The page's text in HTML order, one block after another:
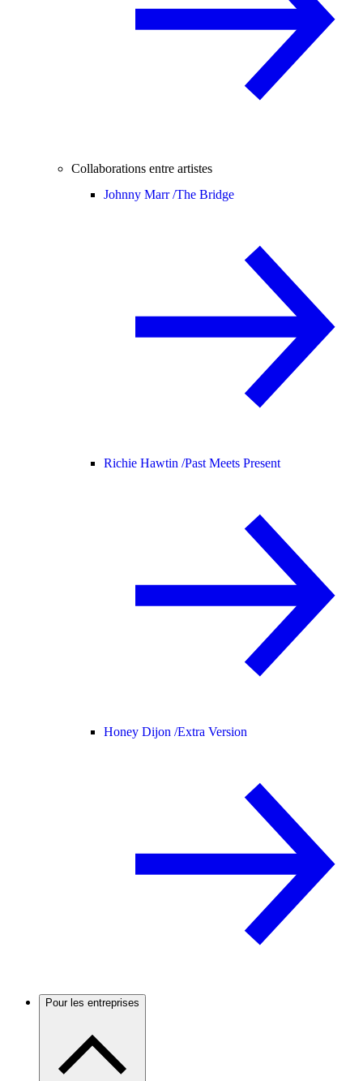
Collaborations entre artistes
Johnny Marr /The Bridge
Richie Hawtin /Past Meets Present
Honey Dijon /Extra Version
Pour les entreprises